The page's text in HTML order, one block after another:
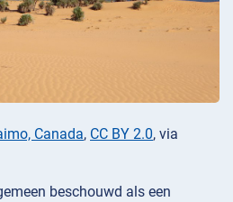
Canada, CC BY 2.0, via
beschouwd als een